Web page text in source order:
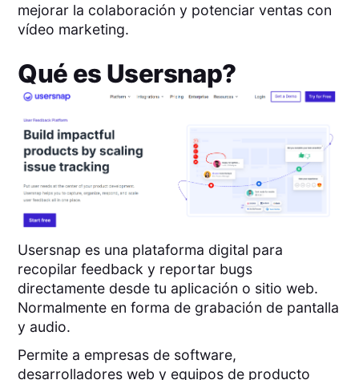
mejorar la colaboración y potenciar ventas con
vídeo marketing.
Qué es Usersnap?
Usersnap es una plataforma digital para
recopilar feedback y reportar bugs
directamente desde tu aplicación o sitio web.
Normalmente en forma de grabación de pantalla
y audio.
Permite a empresas de software,
desarrolladores web y equipos de producto